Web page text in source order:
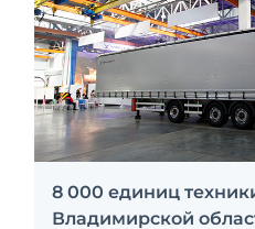
8 000 единиц
Владимирской